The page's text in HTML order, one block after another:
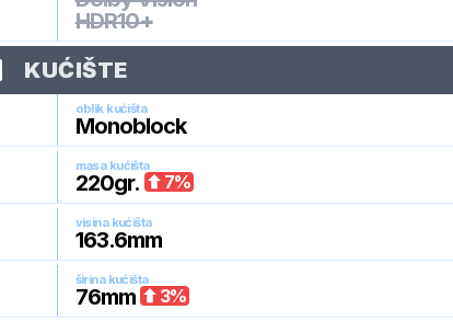
HDR10+
KUĆIŠTE
oblik kućišta
Monoblock
masa kućišta
220gr. 7%
visina kućišta
163.6mm
širina kućišta
76mm 3%